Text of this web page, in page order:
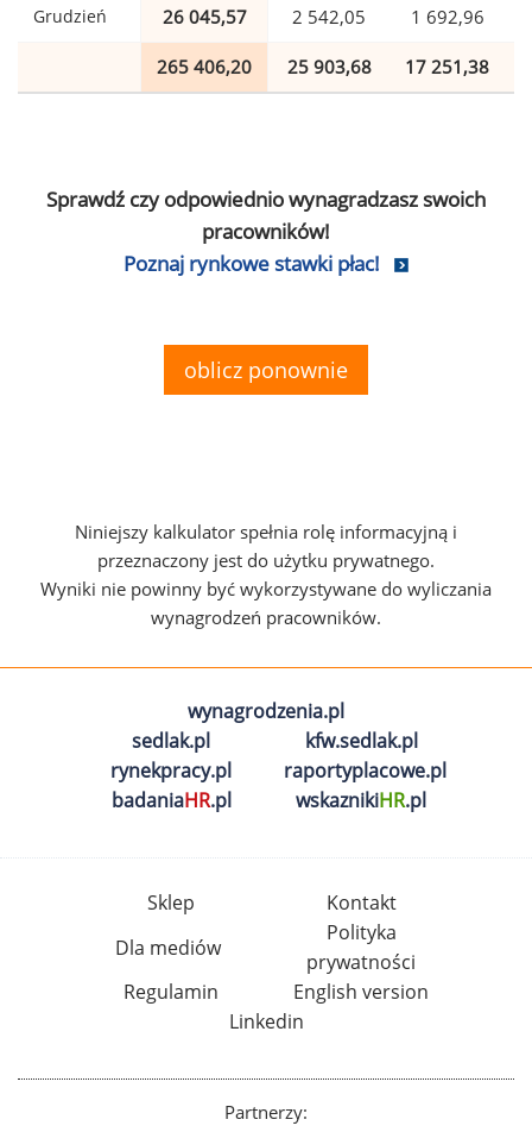
Grudzień 26 045,57 2 542,05 1 692,96
265 406,20 25 903,68 17 251,38
Sprawdź czy odpowiednio wynagradzasz swoich
pracowników!
Poznaj rynkowe stawki płac!
oblicz ponownie
Niniejszy kalkulator spełnia rolę informacyjną i
przeznaczony jest do użytku prywatnego.
Wyniki nie powinny być wykorzystywane do wyliczania
wynagrodzeń pracowników.
wynagrodzenia.pl
sedlak.pl
kfw.sedlak.pl
rynekpracy.pl
raportyplacowe.pl
badaniaHR.pl wskaznikiHR.pl
Sklep
Kontakt
Dla mediów
Polityka
prywatności
Regulamin
English version
Linkedin
Partnerzy: